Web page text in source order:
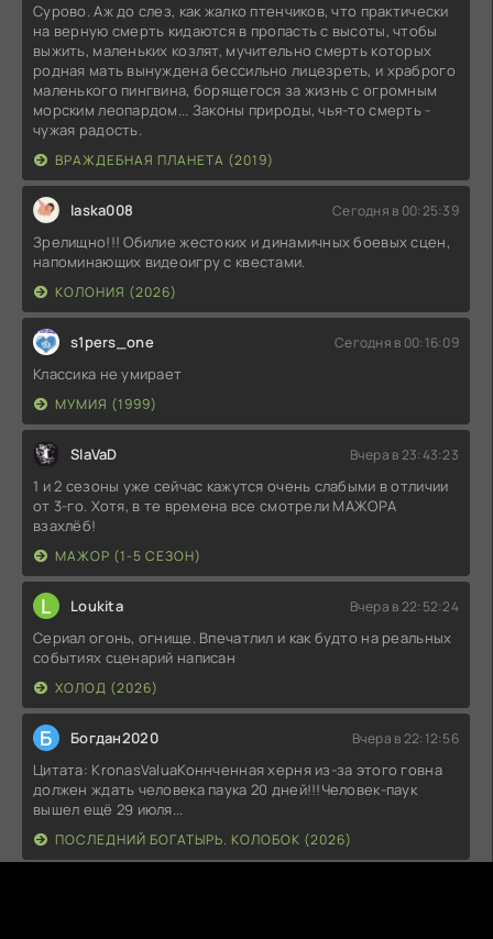
Сурово. Аж до слез, как жалко птенчиков, что практически
на верную смерть кидаются в пропасть с высоты, чтобы
выжить, маленьких козлят, мучительно смерть которых
родная мать вынуждена бессильно лицезреть, и храброго
маленького пингвина, борящегося за жизнь с огромным
морским леопардом... Законы природы, чья-то смерть -
чужая радость.
ВРАЖДЕБНАЯ ПЛАНЕТА (2019)
laska008 Сегодня в 00:25:39
Зрелищно!!! Обилие жестоких и динамичных боевых сцен,
напоминающих видеоигру с квестами.
КОЛОНИЯ (2026)
s1pers_one Сегодня в 00:16:09
Классика не умирает
МУМИЯ (1999)
SlaVaD Вчера в 23:43:23
1 и 2 сезоны уже сейчас кажутся очень слабыми в отличии
от 3-го. Хотя, в те времена все смотрели МАЖОРА
взахлёб!
МАЖОР (1-5 СЕЗОН)
L Loukita Вчера в 22:52:24
Сериал огонь, огнище. Впечатлил и как будто на реальных
событиях сценарий написан
ХОЛОД (2026)
Б Богдан2020 Вчера в 22:12:56
Цитата: KronasValuaКоннченная херня из-за этого говна
должен ждать человека паука 20 дней!!!Человек-паук
вышел ещё 29 июля...
ПОСЛЕДНИЙ БОГАТЫРЬ. КОЛОБОК (2026)